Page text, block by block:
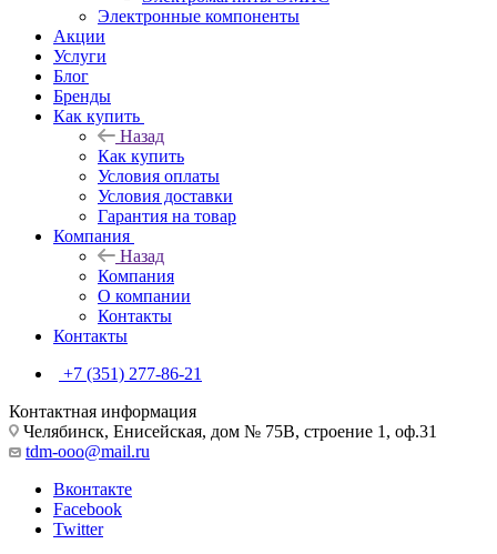
Электронные компоненты
Акции
Услуги
Блог
Бренды
Как купить
Назад
Как купить
Условия оплаты
Условия доставки
Гарантия на товар
Компания
Назад
Компания
О компании
Контакты
Контакты
+7 (351) 277-86-21
Контактная информация
Челябинск, Енисейская, дом № 75В, строение 1, оф.31
tdm-ooo@mail.ru
Вконтакте
Facebook
Twitter